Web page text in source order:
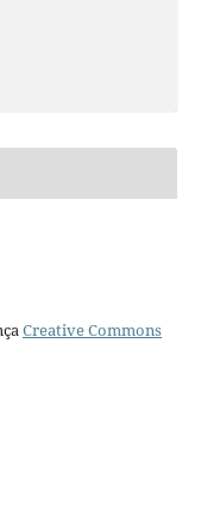
Creative Commons